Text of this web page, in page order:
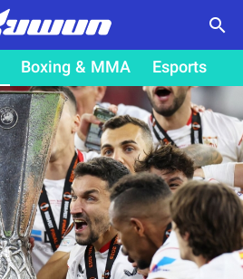
search
Boxing & MMA Esports